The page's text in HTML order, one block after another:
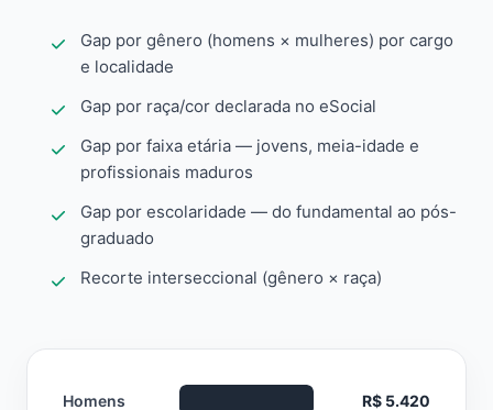
Gap por gênero (homens × mulheres) por cargo
e localidade
Gap por raça/cor declarada no eSocial
Gap por faixa etária — jovens, meia-idade e
profissionais maduros
Gap por escolaridade — do fundamental ao pós-
graduado
Recorte interseccional (gênero × raça)
Homens R$ 5.420